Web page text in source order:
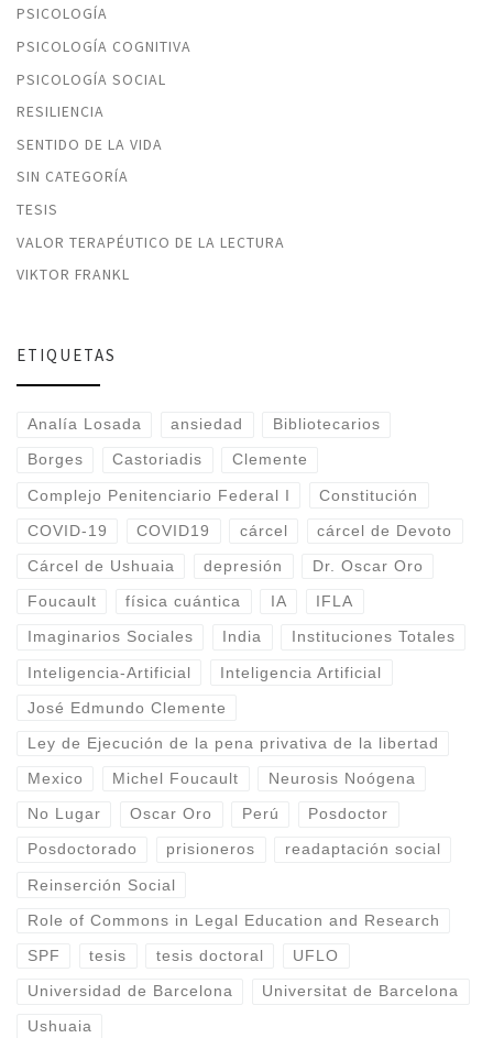
PSICOLOGÍA
PSICOLOGÍA COGNITIVA
PSICOLOGÍA SOCIAL
RESILIENCIA
SENTIDO DE LA VIDA
SIN CATEGORÍA
TESIS
VALOR TERAPÉUTICO DE LA LECTURA
VIKTOR FRANKL
ETIQUETAS
Analía Losada ansiedad Bibliotecarios
Borges Castoriadis Clemente
Complejo Penitenciario Federal I Constitución
COVID-19 COVID19 cárcel cárcel de Devoto
Cárcel de Ushuaia depresión Dr. Oscar Oro
Foucault física cuántica IA IFLA
Imaginarios Sociales India Instituciones Totales
Inteligencia-Artificial Inteligencia Artificial
José Edmundo Clemente
Ley de Ejecución de la pena privativa de la libertad
Mexico Michel Foucault Neurosis Noógena
No Lugar Oscar Oro Perú Posdoctor
Posdoctorado prisioneros readaptación social
Reinserción Social
Role of Commons in Legal Education and Research
SPF tesis tesis doctoral UFLO
Universidad de Barcelona Universitat de Barcelona
Ushuaia